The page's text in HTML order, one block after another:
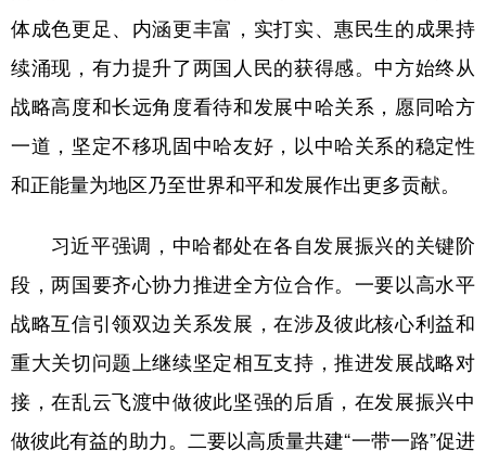
四川 贵州 云南 西藏
陕西 甘肃 青海 宁夏
新疆 内蒙古 黑龙江
多语种频道
English Español Français عربى
Русский язык 日本語 한국어
Deutsch Português
体成色更足、内涵更丰富，实打实、惠民生的成果持
续涌现，有力提升了两国人民的获得感。中方始终从
战略高度和长远角度看待和发展中哈关系，愿同哈方
一道，坚定不移巩固中哈友好，以中哈关系的稳定性
和正能量为地区乃至世界和平和发展作出更多贡献。
习近平强调，中哈都处在各自发展振兴的关键阶
段，两国要齐心协力推进全方位合作。一要以高水平
战略互信引领双边关系发展，在涉及彼此核心利益和
重大关切问题上继续坚定相互支持，推进发展战略对
接，在乱云飞渡中做彼此坚强的后盾，在发展振兴中
做彼此有益的助力。二要以高质量共建“一带一路”促进